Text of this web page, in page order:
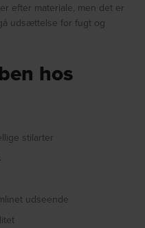
efter materiale, men det er
udsættelse for fugt og
hos
stilarter
udseende